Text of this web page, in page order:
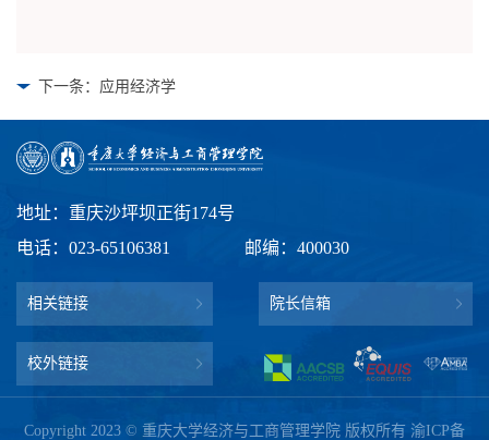
下一条：应用经济学
地址：重庆沙坪坝正街174号
电话：023-65106381
邮编：400030
相关链接 院长信箱
校外链接
Copyright 2023 © 重庆大学经济与工商管理学院 版权所有 渝ICP备